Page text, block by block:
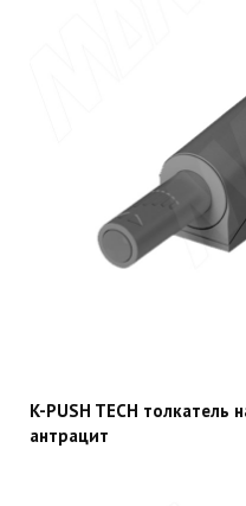
K-PUSH TECH
антрацит